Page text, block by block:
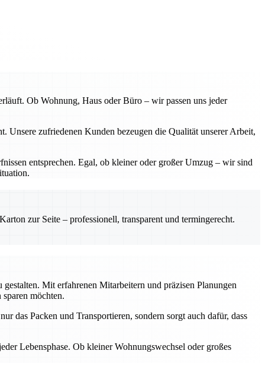
Ob Wohnung, Haus oder Büro – wir passen uns jeder
zufriedenen Kunden bezeugen die Qualität unserer Arbeit,
entsprechen. Egal, ob kleiner oder großer Umzug – wir sind
zur Seite – professionell, transparent und termingerecht.
Mit erfahrenen Mitarbeitern und präzisen Planungen
möchten.
das Packen und Transportieren, sondern sorgt auch dafür, dass
Lebensphase. Ob kleiner Wohnungswechsel oder großes